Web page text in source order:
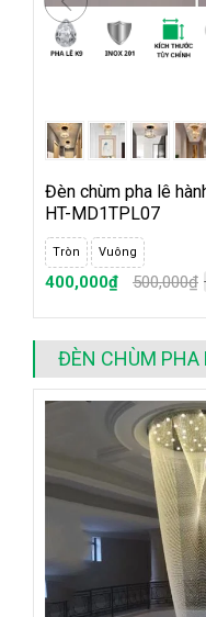
Đèn được thiết kế
vuông với 2 màu sắc
Đèn chùm pha lê
HT-MD1TPL07
Tròn Vuông
400,000₫ 500,000₫
ĐÈN CHÙM PHA